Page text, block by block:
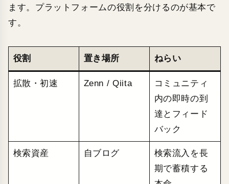
ます。プラットフォームの役割を分けるのが基本で
す。
役割 置き場所 ねらい
拡散・初速 Zenn / Qiita
コミュニティ
内の即時の到
達とフィード
バック
検索資産 自ブログ
検索流入を長
期で蓄積する